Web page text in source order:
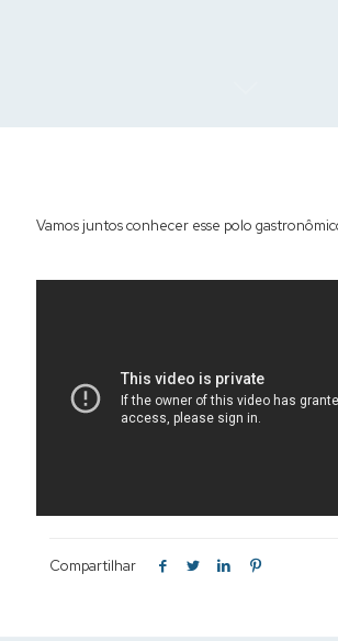
Vamos juntos conhecer esse polo
Compartilhar